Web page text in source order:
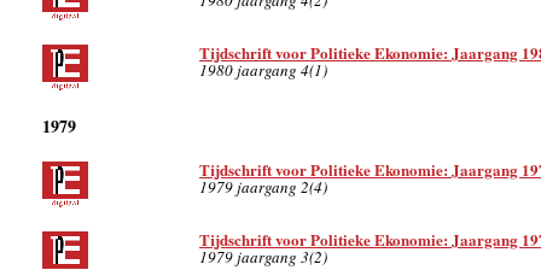
Tijdschrift voor Politieke Ekonomie: Jaargang
1980 jaargang 4(1)
1979
Tijdschrift voor Politieke Ekonomie: Jaargang
1979 jaargang 2(4)
Tijdschrift voor Politieke Ekonomie: Jaargang
1979 jaargang 3(2)